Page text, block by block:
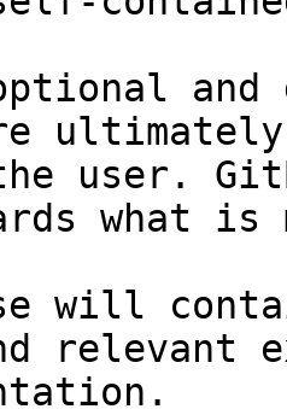
and
user.
what
will
relevant